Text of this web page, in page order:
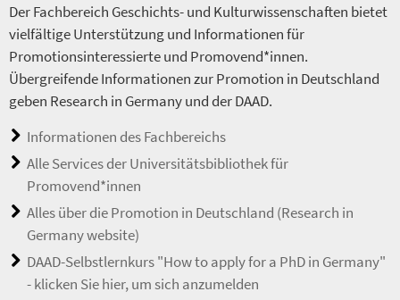
Der Fachbereich Geschichts- und Kulturwissenschaften bietet
vielfältige Unterstützung und Informationen für
Promotionsinteressierte und Promovend*innen.
Übergreifende Informationen zur Promotion in Deutschland
geben Research in Germany und der DAAD.
Informationen des Fachbereichs
Alle Services der Universitätsbibliothek für
Promovend*innen
Alles über die Promotion in Deutschland (Research in
Germany website)
DAAD-Selbstlernkurs "How to apply for a PhD in Germany"
- klicken Sie hier, um sich anzumelden